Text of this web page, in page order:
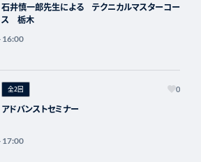
石井慎一郎先生による テクニカルマスターコー
ス 栃木
16:00
全2回 0
アドバンストセミナー
17:00